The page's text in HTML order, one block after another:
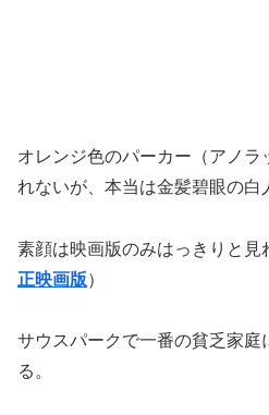
オレンジ色のパーカー（アノ
れないが、本当は金髪碧眼の白
素顔は映画版のみはっきりと見
正映画版）
サウスパークで一番の貧乏家庭
る。